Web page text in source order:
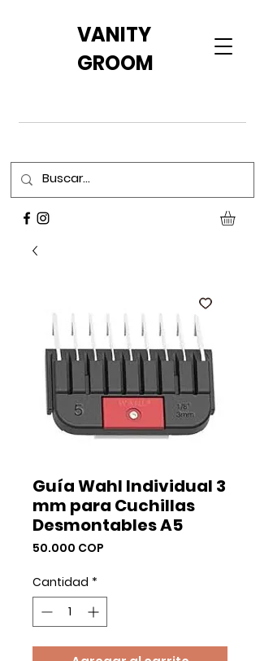
VANITY
GROOM
Guía Wahl Individual 3
mm para Cuchillas
Desmontables A5
50.000 COP
Cantidad *